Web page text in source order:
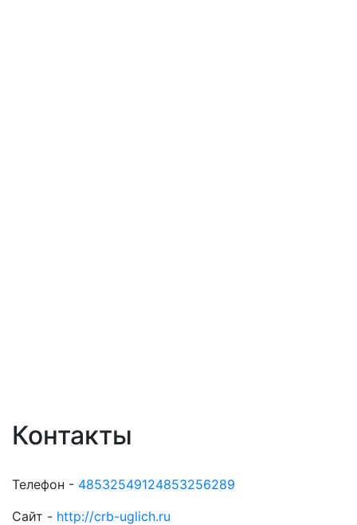
Контакты
Телефон - 48532549124853256289
Сайт - http://crb-uglich.ru